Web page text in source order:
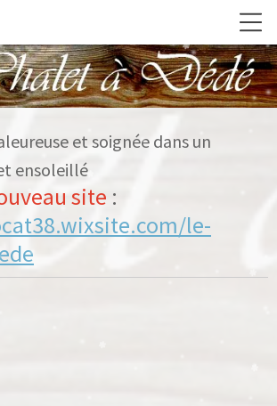
et soignée dans un
ensoleillé
site :
le-